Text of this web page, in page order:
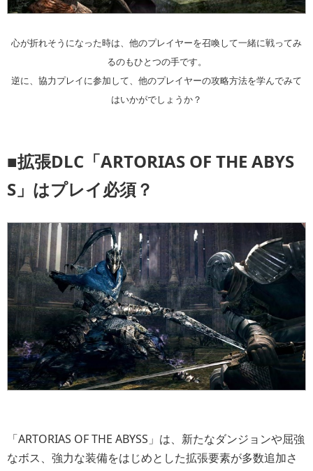
心が折れそうになった時は、他のプレイヤーを召喚して一緒に戦ってみ
るのもひとつの手です。
逆に、協力プレイに参加して、他のプレイヤーの攻略方法を学んでみて
はいかがでしょうか？
■拡張DLC「ARTORIAS OF THE ABYS
S」はプレイ必須？
「ARTORIAS OF THE ABYSS」は、新たなダンジョンや屈強
なボス、強力な装備をはじめとした拡張要素が多数追加さ